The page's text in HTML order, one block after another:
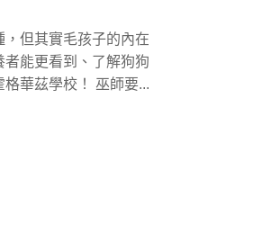
但其實毛孩子的內在
能更看到、了解狗狗
華茲學校！ 巫師要...